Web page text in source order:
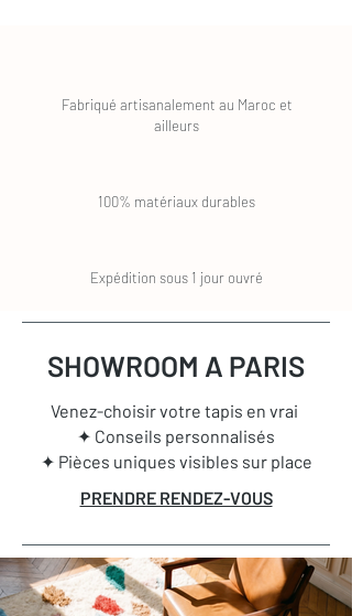
Fabriqué artisanalement au Maroc et
ailleurs
100% matériaux durables
Expédition sous 1 jour ouvré
SHOWROOM A PARIS
Venez-choisir votre tapis en vrai
✦ Conseils personnalisés
✦ Pièces uniques visibles sur place
PRENDRE RENDEZ-VOUS